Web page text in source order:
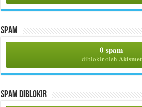
Spam
0 spam
diblokir oleh Akismet
Spam Diblokir